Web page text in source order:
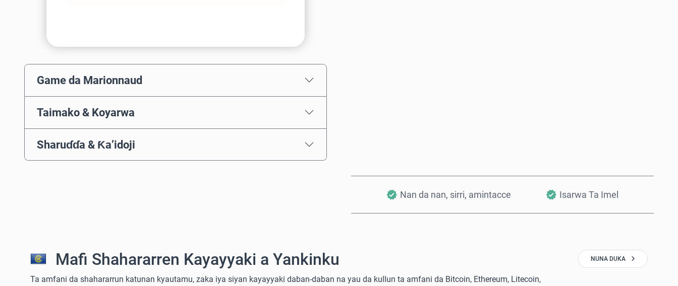
Game da Marionnaud
Taimako & Koyarwa
Sharuɗɗa & Ƙa’idoji
Nan da nan, sirri, amintacce Isarwa Ta Imel
Mafi Shahararren Kayayyaki a Yankinku
Ta amfani da shahararrun katunan kyautamu, zaka iya siyan kayayyaki daban-daban na yau da kullun ta amfani da Bitcoin, Ethereum, Litecoin,
NUNA DUKA